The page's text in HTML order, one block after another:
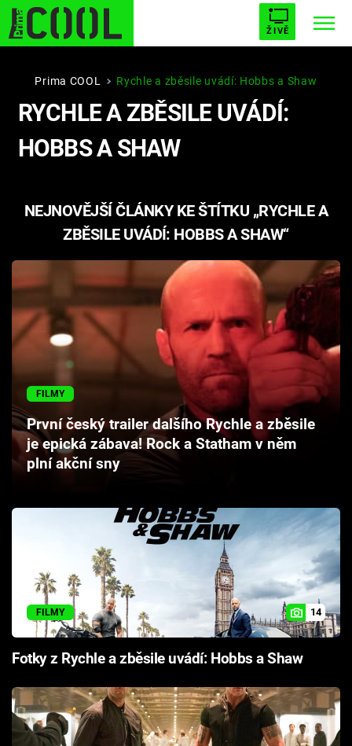
ŽIVĚ
Trendy: STARHOUSE BUFFY, PŘEMOŽITELKA UPÍRŮ
ESCAPE PLNEJ KOTEL AVENGERS 5
Témata
Seriály
Hry
Cool Esport
Pořady
TV Program
Sledujte nás
Prima COOL Rychle a zběsile uvádí: Hobbs a Shaw
RYCHLE A ZBĚSILE UVÁDÍ:
HOBBS A SHAW
NEJNOVĚJŠÍ ČLÁNKY KE ŠTÍTKU „RYCHLE A
ZBĚSILE UVÁDÍ: HOBBS A SHAW“
FILMY
První český trailer dalšího Rychle a zběsile
je epická zábava! Rock a Statham v něm
plní akční sny
FILMY 14
Fotky z Rychle a zběsile uvádí: Hobbs a Shaw